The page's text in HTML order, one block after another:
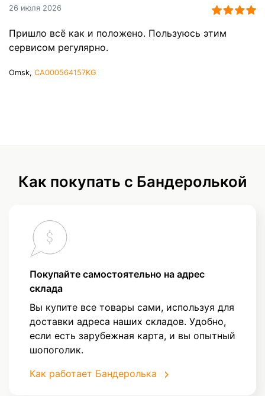
26 июля 2026
Пришло всё как и положено. Пользуюсь этим
сервисом регулярно.
Omsk, CA000564157KG
Как покупать с Бандеролькой
Покупайте самостоятельно на адрес
склада
Вы купите все товары сами, используя для
доставки адреса наших складов. Удобно,
если есть зарубежная карта, и вы опытный
шопоголик.
Как работает Бандеролька